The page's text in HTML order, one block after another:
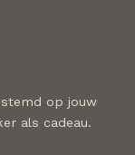
op jouw
als cadeau.